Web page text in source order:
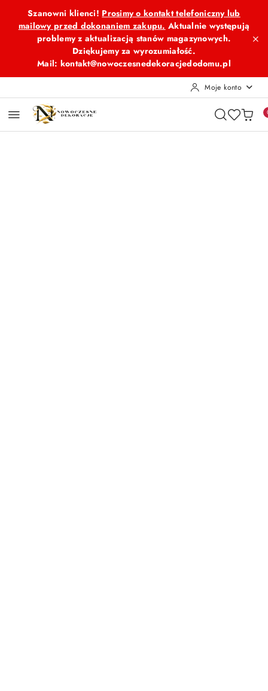
Przejdź do treści głównej
Przejdź do wyszukiwarki
Przejdź do moje konto
Przejdź do menu głównego
Przejdź do opisu produktu
Przejdź do stopki
Szanowni klienci! Prosimy o kontakt telefoniczny lub
mailowy przed dokonaniem zakupu. Aktualnie występują
problemy z aktualizacją stanów magazynowych.
Dziękujemy za wyrozumiałość.
Mail: kontakt@nowoczesnedekoracjedodomu.pl
Moje konto